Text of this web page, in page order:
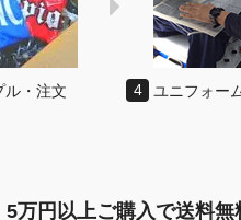
ル・注文 4 ユニフォー
5万円以上ご購入で送料無